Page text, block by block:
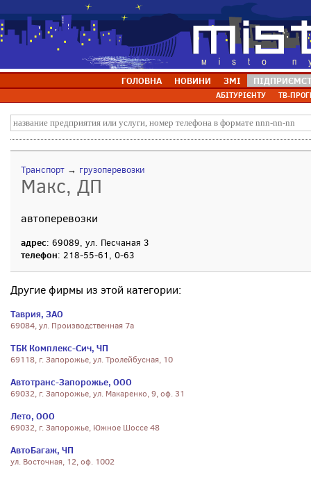
ГОЛОВНА НОВИНИ ЗМІ
АБІТУРІЄНТУ ТВ-
Транспорт → грузоперевозки
Макс, ДП
автоперевозки
адрес: 69089, ул. Песчаная 3
телефон: 218-55-61, 0-63
Другие фирмы из этой категории:
Таврия, ЗАО
69084, ул. Производственная 7а
ТБК Комплекс-Сич, ЧП
69118, г. Запорожье, ул. Тролейбусная, 10
Автотранс-Запорожье, ООО
69032, г. Запорожье, ул. Макаренко, 9, оф. 31
Лето, ООО
69032, г. Запорожье, Южное Шоссе 48
АвтоБагаж, ЧП
ул. Восточная, 12, оф. 1002